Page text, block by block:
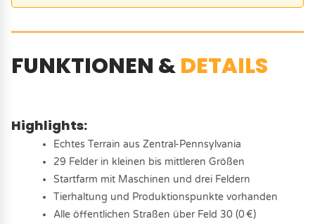
FUNKTIONEN &DETAILS
Highlights:
Echtes Terrain aus Zentral-Pennsylvania
29 Felder in kleinen bis mittleren Größen
Startfarm mit Maschinen und drei Feldern
Tierhaltung und Produktionspunkte vorhanden
Alle öffentlichen Straßen über Feld 30 (0 €)